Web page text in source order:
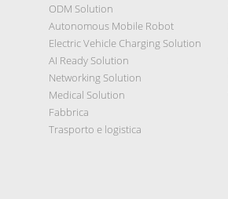
ODM Solution
Autonomous Mobile Robot
Electric Vehicle Charging Solution
AI Ready Solution
Networking Solution
Medical Solution
Fabbrica
Trasporto e logistica